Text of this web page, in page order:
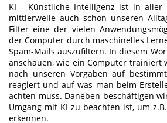
KI - Künstliche Intelligenz ist in aller
mittlerweile auch schon unseren
Filter eine der vielen
der Computer durch maschinelles
Spam-Mails auszufiltern. In diesem
anschauen, wie ein Computer trainiert
nach unseren Vorgaben auf
reagiert und auf was man beim
achten muss. Daneben beschäftigen
Umgang mit KI zu beachten ist, um
erkennen.